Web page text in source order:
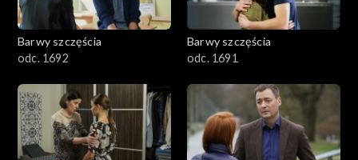
1701–1800
1601–1700
1501–1600
1401–1500
Barwy szczęścia
odc. 1692
Barwy szczęścia
odc. 1691